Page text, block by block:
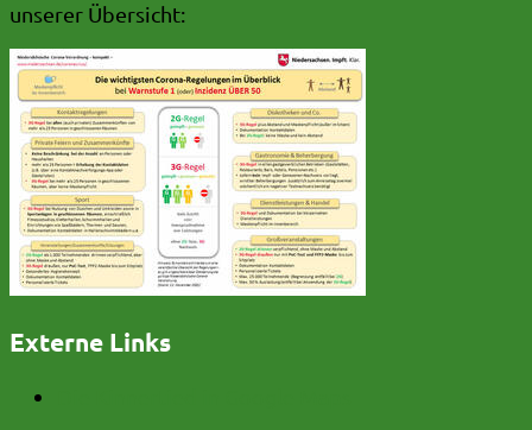
unserer Übersicht:
Externe Links